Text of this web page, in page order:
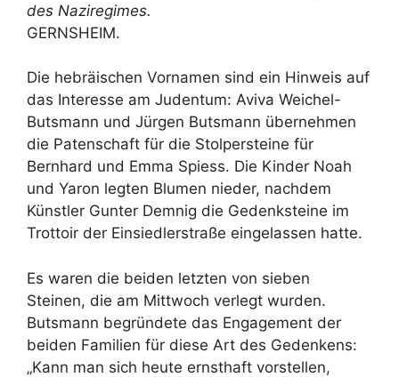
des Naziregimes.
GERNSHEIM.
Die hebräischen Vornamen sind ein Hinweis auf
das Interesse am Judentum: Aviva Weichel-
Butsmann und Jürgen Butsmann übernehmen
die Patenschaft für die Stolpersteine für
Bernhard und Emma Spiess. Die Kinder Noah
und Yaron legten Blumen nieder, nachdem
Künstler Gunter Demnig die Gedenksteine im
Trottoir der Einsiedlerstraße eingelassen hatte.
Es waren die beiden letzten von sieben
Steinen, die am Mittwoch verlegt wurden.
Butsmann begründete das Engagement der
beiden Familien für diese Art des Gedenkens:
„Kann man sich heute ernsthaft vorstellen,